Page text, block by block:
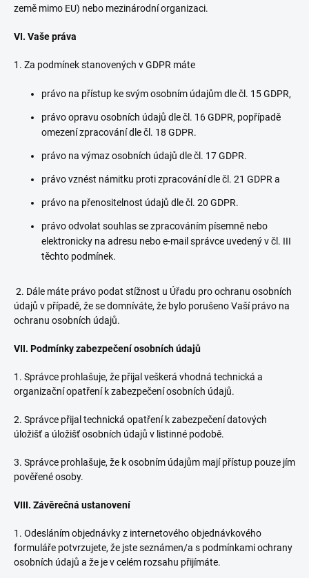
země mimo EU) nebo mezinárodní organizaci.
VI. Vaše práva
1. Za podmínek stanovených v GDPR máte
právo na přístup ke svým osobním údajům dle čl. 15 GDPR,
právo opravu osobních údajů dle čl. 16 GDPR, popřípadě
omezení zpracování dle čl. 18 GDPR.
právo na výmaz osobních údajů dle čl. 17 GDPR.
právo vznést námitku proti zpracování dle čl. 21 GDPR a
právo na přenositelnost údajů dle čl. 20 GDPR.
právo odvolat souhlas se zpracováním písemně nebo
elektronicky na adresu nebo e-mail správce uvedený v čl. III
těchto podmínek.
2. Dále máte právo podat stížnost u Úřadu pro ochranu osobních
údajů v případě, že se domníváte, že bylo porušeno Vaší právo na
ochranu osobních údajů.
VII. Podmínky zabezpečení osobních údajů
1. Správce prohlašuje, že přijal veškerá vhodná technická a
organizační opatření k zabezpečení osobních údajů.
2. Správce přijal technická opatření k zabezpečení datových
úložišť a úložišť osobních údajů v listinné podobě.
3. Správce prohlašuje, že k osobním údajům mají přístup pouze jím
pověřené osoby.
VIII. Závěrečná ustanovení
1. Odesláním objednávky z internetového objednávkového
formuláře potvrzujete, že jste seznámen/a s podmínkami ochrany
osobních údajů a že je v celém rozsahu přijímáte.